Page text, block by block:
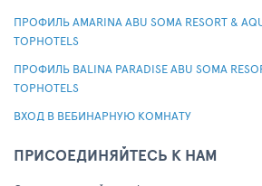
ПРОФИЛЬ AMARINA ABU SOMA RESORT &
TOPHOTELS
ПРОФИЛЬ BALINA PARADISE ABU SOMA
TOPHOTELS
ВХОД В ВЕБИНАРНУЮ КОМНАТУ
ПРИСОЕДИНЯЙТЕСЬ К НАМ